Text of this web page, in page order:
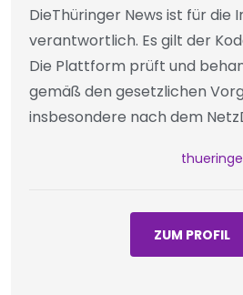
DieThüringer News ist für die
verantwortlich. Es gilt der
Die Plattform prüft und
gemäß den gesetzlichen
insbesondere nach dem
ZUM PROFIL